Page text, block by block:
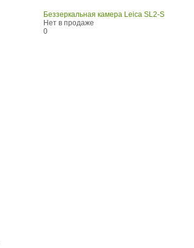
Беззеркальная камера Leica SL2-S
Нет в продаже
0